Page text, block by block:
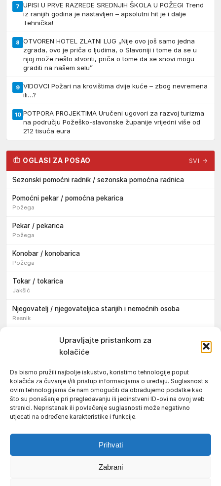
Upravljajte pristankom za
kolačiće
Da bismo pružili najbolje iskustvo, koristimo tehnologije poput
kolačića za čuvanje i/ili pristup informacijama o uređaju. Suglasnost s
ovim tehnologijama će nam omogućiti da obrađujemo podatke kao
što su ponašanje pri pregledavanju ili jedinstveni ID-ovi na ovoj web
stranici. Nepristanak ili povlačenje suglasnosti može negativno
utjecati na određene karakteristike i funkcije.
Prihvati
Zabrani
7 UPISI U PRVE RAZREDE SREDNJIH ŠKOLA U POŽEGI Trend
iz ranijih godina je nastavljen – apsolutni hit je i dalje
Tehnička!
8 OTVOREN HOTEL ZLATNI LUG „Nije ovo još samo jedna
zgrada, ovo je priča o ljudima, o Slavoniji i tome da se u
njoj može nešto stvoriti, priča o tome da se snovi mogu
graditi na našem selu”
9 VIDOVCI Požari na krovištima dvije kuće – zbog nevremena
ili…?
10 POTPORA PROJEKTIMA Uručeni ugovori za razvoj turizma
na području Požeško-slavonske županije vrijedni više od
212 tisuća eura
OGLASI ZA POSAO SVI →
Sezonski pomoćni radnik / sezonska pomoćna radnica
Pomoćni pekar / pomoćna pekarica
Požega
Pekar / pekarica
Požega
Konobar / konobarica
Požega
Tokar / tokarica
Jakšić
Njegovatelj / njegovateljica starijih i nemoćnih osoba
Resnik
Konobar / konobarica
Jakšić
Vozač / vozačica teretnog vozila s poluprikolicom
Požega
Pomoćnik/ica u nastavi